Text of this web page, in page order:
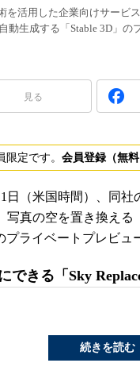
を活用した企業向けサービ
動生成する「Stable 3D」の
見る
限定です。 会員登録（無料
日（米国時間）、同
真の空を置き換える
プライベートプレビュ
できる「Sky
続きを読む